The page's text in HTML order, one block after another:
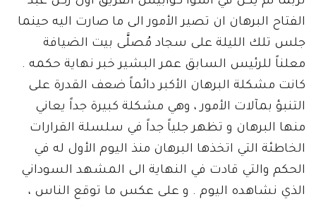
الفتاح البرهان ان تصير الأمور الى ما صارت اليه حينما
جلس تلك الليلة على سجاد مُصلَّى بيت الضيافة
معلناً للرئيس السابق عمر البشير خبر نهاية حكمه .
كانت مشكلة البرهان الأكبر دائماً ضعف القدرة على
التنبؤ بمآلات الأمور ، وهي مشكلة كبيرة جداً يعاني
منها البرهان و تظهر جلياً جداً في سلسلة القرارات
الخاطئة التي اتخذها البرهان منذ اليوم الأول له في
الحكم والتي قادت في النهاية الى المشهد السوداني
الذي نشاهده اليوم . و على عكس ما توقع الناس ،